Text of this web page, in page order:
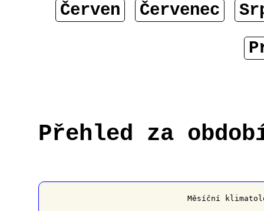
Červen
Červenec
Přehled za
Měsíční